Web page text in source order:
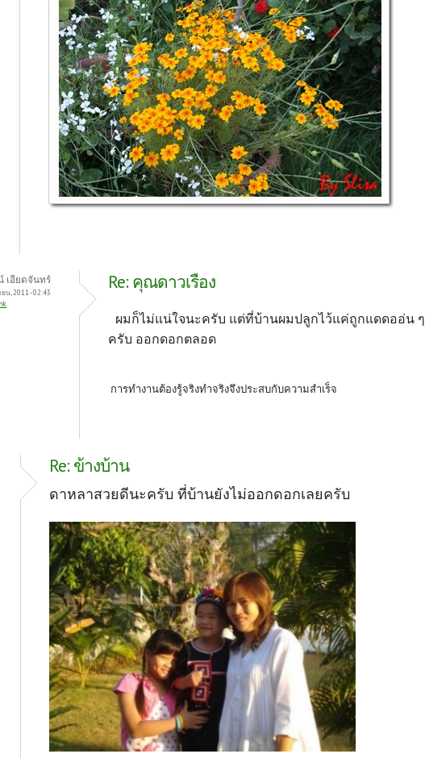
เอียดจันทร์
น, 2011 - 02:43
Re: คุณดาวเรือง
ผมก็ไม่แน่ใจนะครับ แต่ที่บ้านผมปลูกไว้แค่ถูกแดดออ่น ๆ
ครับ ออกดอกตลอด
การทำงานต้องรู้จริงทำจริงจึงประสบกับความสำเร็จ
Re: ข้างบ้าน
ดาหลาสวยดีนะครับ ที่บ้านยังไม่ออกดอกเลยครับ